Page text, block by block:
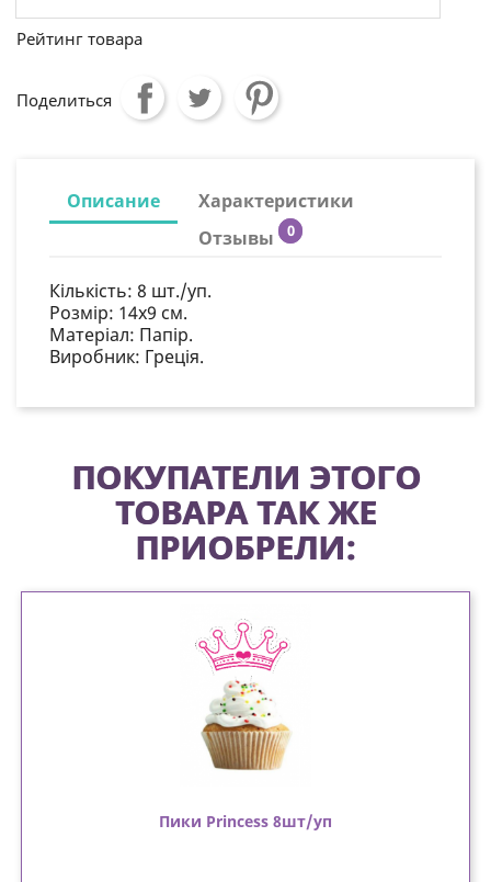
Рейтинг товара
Поделиться
Описание
Характеристики
Отзывы
0
Кількість: 8 шт./уп.
Розмір: 14х9 см.
Матеріал: Папір.
Виробник: Греція.
ПОКУПАТЕЛИ ЭТОГО
ТОВАРА ТАК ЖЕ
ПРИОБРЕЛИ:
Пики Princess 8шт/уп